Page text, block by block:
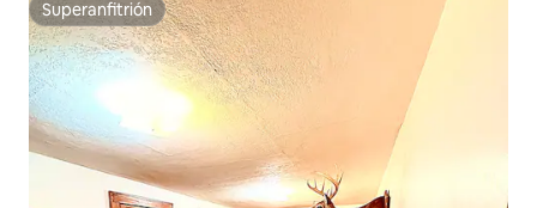
Superanfitrión
Superanfitrión